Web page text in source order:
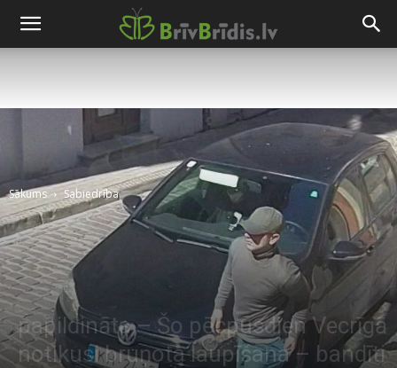
Sākums Sabiedrība
papildināta – Šo pēcpusdien Vecrīgā
notikusi bruņota laupīšana – bandīti